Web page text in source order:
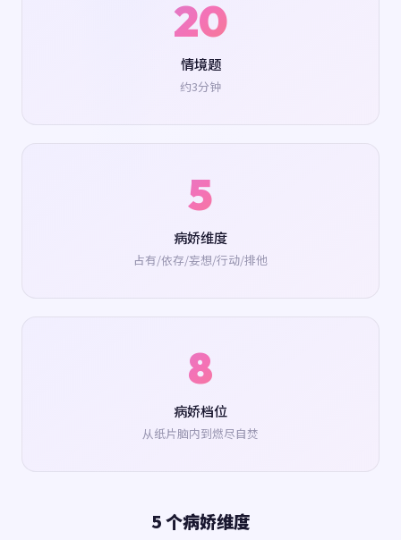
20
情境题
约3分钟
5
病娇维度
占有/依存/妄想/行动/排他
8
病娇档位
从纸片脑内到燃尽自焚
5 个病娇维度